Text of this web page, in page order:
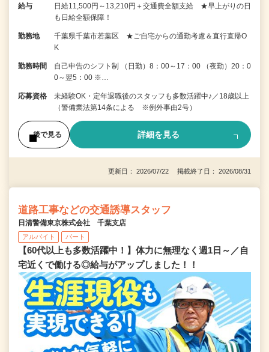
給与
日給11,500円～13,210円＋交通費全額支給 ★早上がりの日
も日給全額保障！
勤務地
千葉県千葉市若葉区 ★ご自宅からの通勤考慮＆直行直帰O
K
勤務時間
自己申告のシフト制 （日勤）8：00～17：00 （夜勤）20：0
0～翌5：00 ※…
応募資格
未経験OK・定年退職後のスタッフも多数活躍中♪／18歳以上
（警備業法第14条による ※例外事由2号）
後で見る 詳細を見る
更新日： 2026/07/22 掲載終了日： 2026/08/31
道路工事などの交通誘導スタッフ
日清警備東京株式会社 千葉支店
アルバイト パート
【60代以上も多数活躍中！】体力に無理なく週1日～／自
宅近くで働ける◎給与がアップしました！！